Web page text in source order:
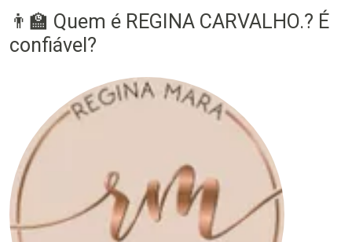
👨‍🏫 Quem é REGINA CARVALHO.? É
confiável?